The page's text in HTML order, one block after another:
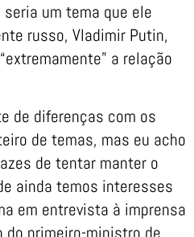
um tema que ele
russo, Vladimir Putin,
a relação
de diferenças com os
de temas, mas eu acho
de tentar manter o
ainda temos interesses
em entrevista à imprensa